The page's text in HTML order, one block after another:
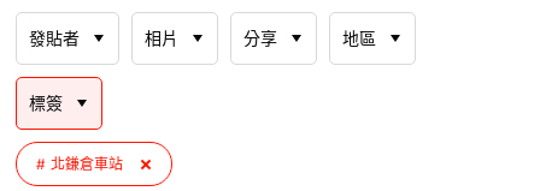
發貼者 相片 分享 地區
標簽
北鎌倉車站